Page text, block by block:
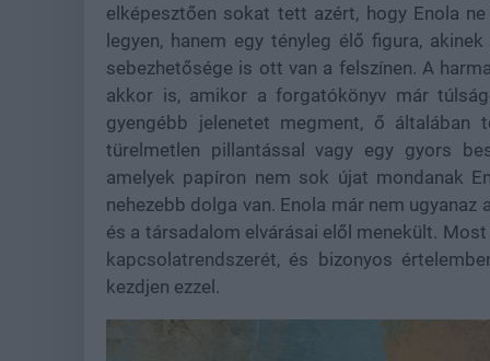
elképesztően sokat tett azért, hogy Enola
legyen, hanem egy tényleg élő figura,
sebezhetősége is ott van a felszínen. A
akkor is, amikor a forgatókönyv már
gyengébb jelenetet megment, ő
türelmetlen pillantással vagy egy gyors
amelyek papíron nem sok újat mondanak
nehezebb dolga van. Enola már nem
és a társadalom elvárásai elől menekült.
kapcsolatrendszerét, és bizonyos
kezdjen ezzel.